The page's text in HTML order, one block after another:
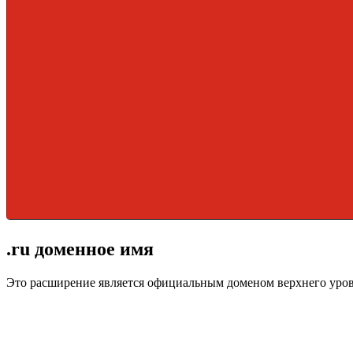
.ru доменное имя
Это расширение является официальным доменом верхнего